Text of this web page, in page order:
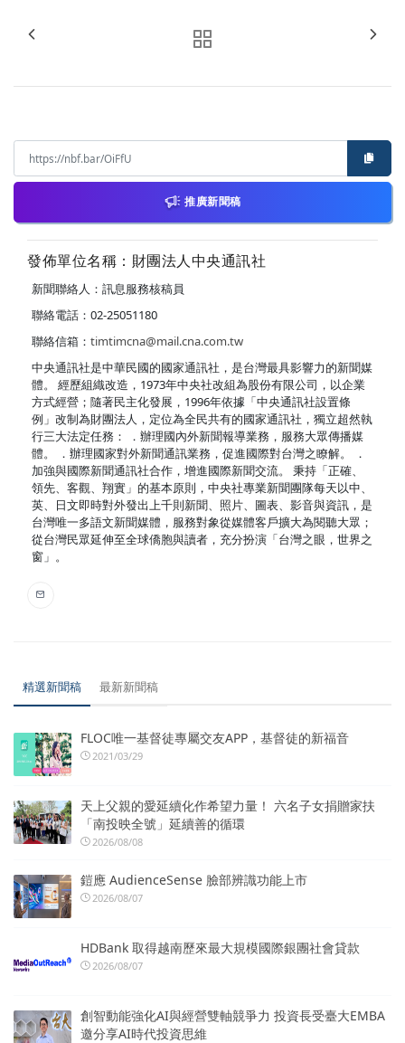
推廣新聞稿
發佈單位名稱：財團法人中央通訊社
新聞聯絡人：訊息服務核稿員
聯絡電話：02-25051180
聯絡信箱： timtimcna@mail.cna.com.tw
中央通訊社是中華民國的國家通訊社，是台灣最具影響力的新聞媒
體。 經歷組織改造，1973年中央社改組為股份有限公司，以企業
方式經營；隨著民主化發展，1996年依據「中央通訊社設置條
例」改制為財團法人，定位為全民共有的國家通訊社，獨立超然執
行三大法定任務： ．辦理國內外新聞報導業務，服務大眾傳播媒
體。 ．辦理國家對外新聞通訊業務，促進國際對台灣之瞭解。 ．
加強與國際新聞通訊社合作，增進國際新聞交流。 秉持「正確、
領先、客觀、翔實」的基本原則，中央社專業新聞團隊每天以中、
英、日文即時對外發出上千則新聞、照片、圖表、影音與資訊，是
台灣唯一多語文新聞媒體，服務對象從媒體客戶擴大為閱聽大眾；
從台灣民眾延伸至全球僑胞與讀者，充分扮演「台灣之眼，世界之
窗」。
精選新聞稿 最新新聞稿
FLOC唯一基督徒專屬交友APP，基督徒的新福音
2021/03/29
天上父親的愛延續化作希望力量！ 六名子女捐贈家扶
「南投映全號」延續善的循環
2026/08/08
鎧應 AudienceSense 臉部辨識功能上市
2026/08/07
HDBank 取得越南歷來最大規模國際銀團社會貸款
2026/08/07
創智動能強化AI與經營雙軸競爭力 投資長受臺大EMBA
邀分享AI時代投資思維